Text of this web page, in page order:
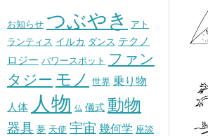
お知らせ つぶやき
アト
ランティス イルカ ダンス テクノ
ロジー パワースポット ファン
タジー モノ 世界 乗り物
人体 人物 仏 儀式 動物
器具 夢 天使 宇宙 幾何学 座談